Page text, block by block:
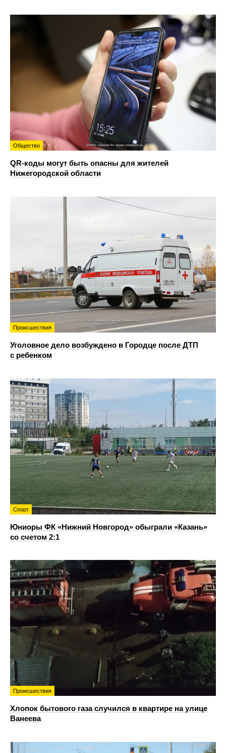
Общество
QR-коды могут быть опасны для жителей
Нижегородской области
Происшествия
Уголовное дело возбуждено в Городце после ДТП
с ребенком
Спорт
Юниоры ФК «Нижний Новгород» обыграли «Казань»
со счетом 2:1
Происшествия
Хлопок бытового газа случился в квартире на улице
Ванеева